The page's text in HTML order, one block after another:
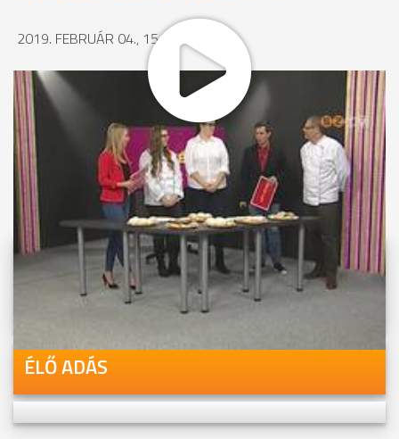
2019. FEBRUÁR 04., 15:57
MEGOSZTÁS
Videóink megtekinthetőek
Youtube-csatornánkon is!
ÉLŐ ADÁS